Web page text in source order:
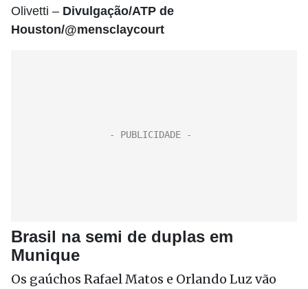
Olivetti – Divulgação/ATP de
Houston/@mensclaycourt
Brasil na semi de duplas em
Munique
Os gaúchos Rafael Matos e Orlando Luz vão